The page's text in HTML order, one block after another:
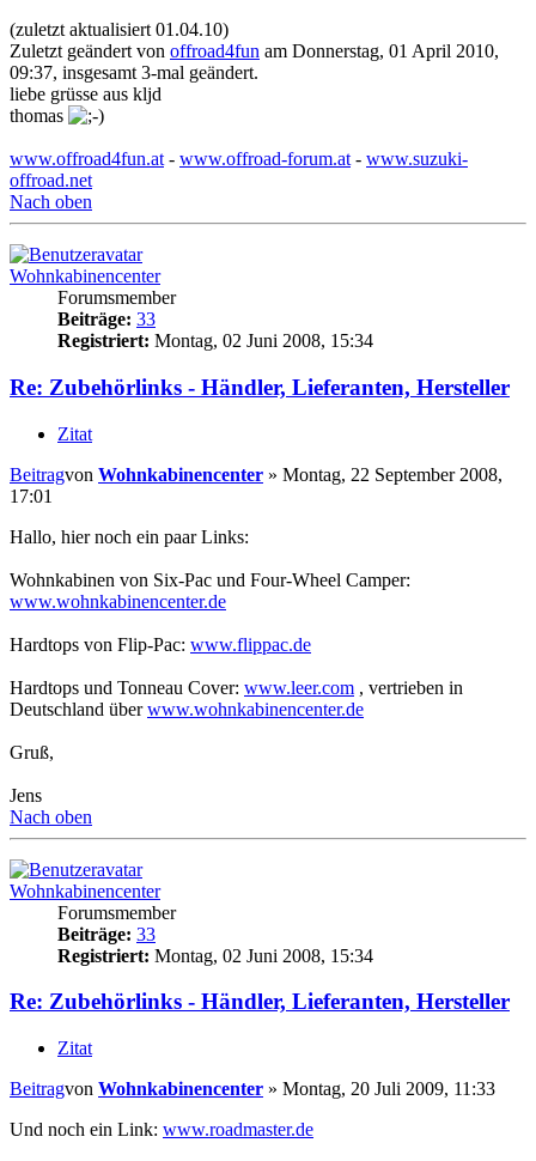
(zuletzt aktualisiert 01.04.10)
Zuletzt geändert von offroad4fun am Donnerstag, 01 April 2010,
09:37, insgesamt 3-mal geändert.
liebe grüsse aus kljd
thomas
www.offroad4fun.at - www.offroad-forum.at - www.suzuki-
offroad.net
Nach oben
Wohnkabinencenter
Forumsmember
Beiträge: 33
Registriert: Montag, 02 Juni 2008, 15:34
Re: Zubehörlinks - Händler, Lieferanten, Hersteller
Zitat
Beitragvon Wohnkabinencenter » Montag, 22 September 2008,
17:01
Hallo, hier noch ein paar Links:
Wohnkabinen von Six-Pac und Four-Wheel Camper:
www.wohnkabinencenter.de
Hardtops von Flip-Pac: www.flippac.de
Hardtops und Tonneau Cover: www.leer.com , vertrieben in
Deutschland überwww.wohnkabinencenter.de
Gruß,
Jens
Nach oben
Wohnkabinencenter
Forumsmember
Beiträge: 33
Registriert: Montag, 02 Juni 2008, 15:34
Re: Zubehörlinks - Händler, Lieferanten, Hersteller
Zitat
Beitragvon Wohnkabinencenter » Montag, 20 Juli 2009, 11:33
Und noch ein Link: www.roadmaster.de